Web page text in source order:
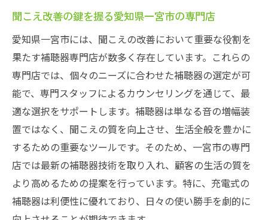
聞こえ改善の鍵を握る愛知県一宮市の専門店
愛知県一宮市には、聞こえの改善において重要な役割を
果たす補聴器専門店が数多く存在しています。これらの
専門店では、個々のニーズに合わせた補聴器の選定が可
能で、専門スタッフによるカウンセリングを通じて、最
適な選択をサポートします。補聴器は単なる音の増幅装
置ではなく、聞こえの質を向上させ、生活全般を豊かに
するための重要なツールです。そのため、一宮市の専門
店では最新の補聴器技術を取り入れ、顧客の生活の質を
より高めるための提案を行っています。特に、充電式の
補聴器は利便性に優れており、日々の使い勝手を劇的に